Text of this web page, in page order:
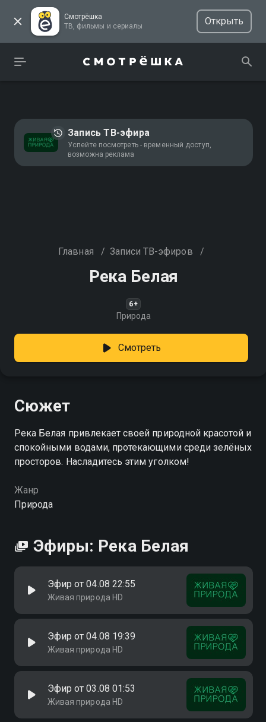
Смотрёшка
ТВ, фильмы и сериалы
Открыть
Запись ТВ-эфира
Успейте посмотреть - временный доступ,
возможна реклама
Главная / Записи ТВ-эфиров /
Река Белая
6+
Природа
Смотреть
Сюжет
Река Белая привлекает своей природной красотой и
спокойными водами, протекающими среди зелёных
просторов. Насладитесь этим уголком!
Жанр
Природа
Эфиры: Река Белая
Эфир от 04.08 22:55
Живая природа HD
Эфир от 04.08 19:39
Живая природа HD
Эфир от 03.08 01:53
Живая природа HD